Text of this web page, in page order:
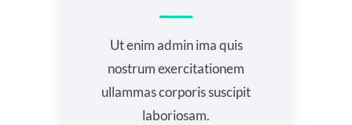
Ut enim admin ima quis
nostrum exercitationem
ullammas corporis suscipit
laboriosam.